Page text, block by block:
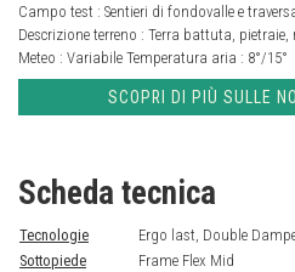
Campo test : Sentieri di fondovalle e
Descrizione terreno : Terra battuta, pietraie,
Meteo : Variabile Temperatura aria : 8°/15°
SCOPRI DI PIÙ SULLE
Scheda tecnica
Tecnologie
Ergo last, Double
Sottopiede
Frame Flex Mid